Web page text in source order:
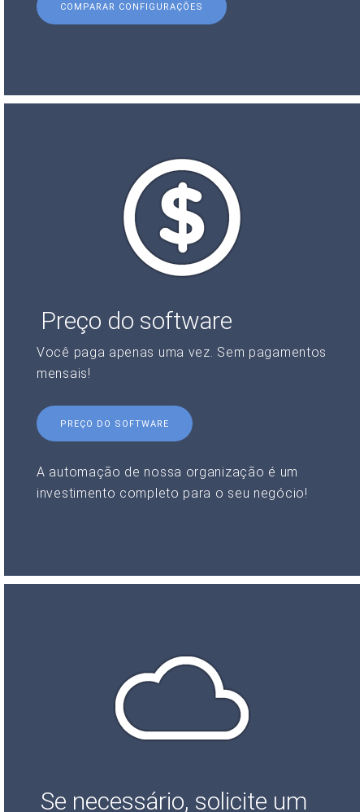
COMPARAR CONFIGURAÇÕES
Preço do software
Você paga apenas uma vez. Sem pagamentos
mensais!
PREÇO DO SOFTWARE
A automação de nossa organização é um
investimento completo para o seu negócio!
Se necessário, solicite um